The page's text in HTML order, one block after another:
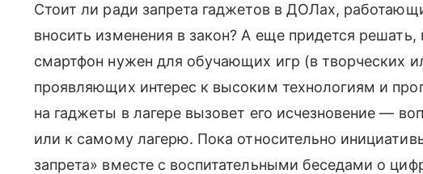
Стоит ли ради запрета гаджетов в ДОЛах,
вносить изменения в закон? А еще придется
смартфон нужен для обучающих игр (в творческих
проявляющих интерес к высоким технологиям и
на гаджеты в лагере вызовет его исчезновение —
или к самому лагерю. Пока относительно
запрета» вместе с воспитательными беседами о